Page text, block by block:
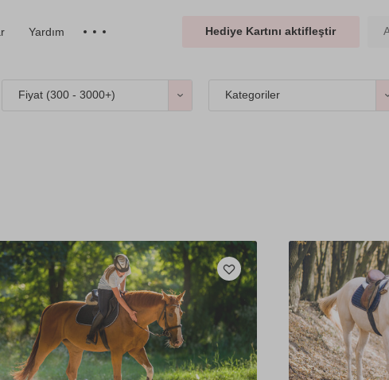
Yardım Hediye Kartını aktifleştir
Fiyat (300 - 3000+) Kategoriler